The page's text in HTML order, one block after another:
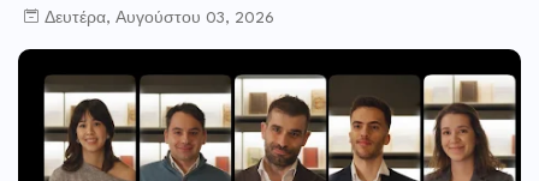
Δευτέρα, Αυγούστου 03, 2026